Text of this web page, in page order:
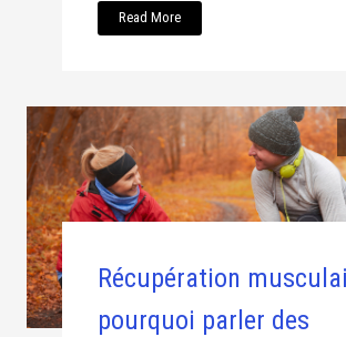
Read More
Récupération
pourquoi parler des